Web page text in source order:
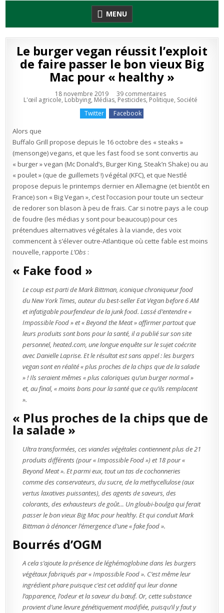
MENU
Le burger vegan réussit l’exploit
de faire passer le bon vieux Big
Mac pour « healthy »
18 novembre 2019 39 commentairessur
Le
burger
passer
le
bon
Big
Mac
pour
« healthy »
Publié
L'œil agricole, Lobbying, Médias, Pesticides, Politique, Société
Twitter
Facebook
Alors que
Buffalo Grill propose depuis le 16 octobre des « steaks »
(mensonge) vegans, et que les fast food se sont convertis au
« burger » vegan (Mc Donald’s, Burger King, Steak’n Shake) ou au
« poulet » (que de guillemets !) végétal (KFC), et que Nestlé
propose depuis le printemps dernier en Allemagne (et bientôt en
France) son « Big Vegan », c’est l’occasion pour toute un secteur
de redorer son blason à peu de frais. Car si notre pays a le coup
de foudre (les médias y sont pour beaucoup) pour ces
prétendues alternatives végétales à la viande, des voix
commencent à s’élever outre-Atlantique où cette fable est moins
nouvelle, rapporteL’Obs :
« Fake food »
Le coup est parti de Mark Bittman, iconique chroniqueur food
du New York Times, auteur du best-seller Eat Vegan before 6 AM
et infatigable pourfendeur de la junk food. Lassé d’entendre «
Impossible Food » et « Beyond the Meat » affirmer partout que
leurs produits sont bons pour la santé, il a publié sur son site
personnel, heated.com, une longue enquête sur le sujet coécrite
avec Danielle Laprise. Et le résultat est sans appel : les burgers
vegan sont en réalité « plus proches de la chips que de la salade
» ! Ils seraient mêmes « plus caloriques qu’un burger normal »
et, au final, « moins bons pour la santé que ce qu’ils remplacent
».
« Plus proches de la chips que de
la salade »
Ultra transformées, ces viandes végétales contiennent plus de 21
produits différents (pour « Impossible Food ») et 18 pour «
Beyond Meat ». Et parmi eux, tout un tas de cochonneries
comme des conservateurs, du sucre, de la methycellulose (aux
vertus laxatives puissantes), des agents de saveurs, des
colorants, des exhausteurs de goût… Un gloubi-boulga qui ferait
passer le bon vieux Big Mac pour healthy. Et qui conduit Mark
Bittman à dénoncer l’émergence d’une « fake food ».
Bourrés d’OGM
A cela s’ajoute la présence de léghémoglobine dans les burgers
végétaux fabriqués par « Impossible Food ». C’est même leur
ingrédient phare puisque c’est cet additif qui leur donne
l’apparence, l’odeur et la saveur du bœuf. Or, cette substance
provient d’une levure génétiquement modifiée, puisqu’il y faut y